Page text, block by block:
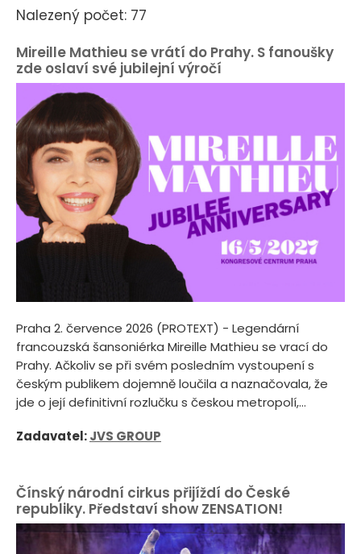
Nalezený počet: 77
Mireille Mathieu se vrátí do Prahy. S fanoušky
zde oslaví své jubilejní výročí
Praha 2. července 2026 (PROTEXT) - Legendární
francouzská šansoniérka Mireille Mathieu se vrací do
Prahy. Ačkoliv se při svém posledním vystoupení s
českým publikem dojemně loučila a naznačovala, že
jde o její definitivní rozlučku s českou metropolí,...
Zadavatel:JVS GROUP
Čínský národní cirkus přijíždí do České
republiky. Představí show ZENSATION!